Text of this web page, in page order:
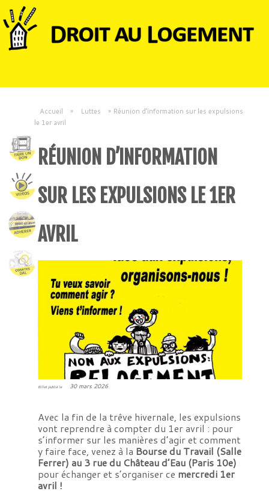
Accueil » Luttes » Réunion d’information sur les expulsions
le 1er avril
RÉUNION D’INFORMATION
SUR LES EXPULSIONS LE 1ER
AVRIL
Billet publié le 30 mars 2026
Avec la fin de la trêve hivernale, les expulsions
vont reprendre à compter du 1er avril : pour
s’informer sur les manières d’agir et comment
y faire face, venez à la Bourse du Travail (Salle
Ferrer) au 3 rue du Château d’Eau (Paris 10e)
pour échanger et s’organiser ce mercredi 1er
avril !